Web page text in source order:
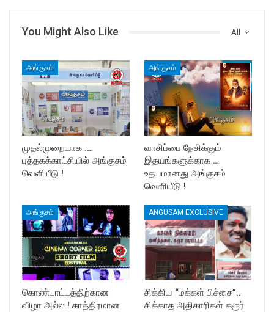
All
You Might Also Like
அங்குசம்
முதல்முறையாக .…
புத்தகக்காட்சியில் அங்குசம்
வெளியீடு !
அங்குசம்
வாசிப்பை நேசிக்கும்
இதயங்களுக்காக …
உதயமானது அங்குசம்
வெளியீடு !
அங்குசம்
கொண்டாட்டத்திற்கான
விழா அல்ல ! காத்திரமான
ANGUSAM EXCLUSIVE
சிக்கிய “மக்கள் பிச்சை”..
சிக்காத அதிகாரிகள் கரூர்